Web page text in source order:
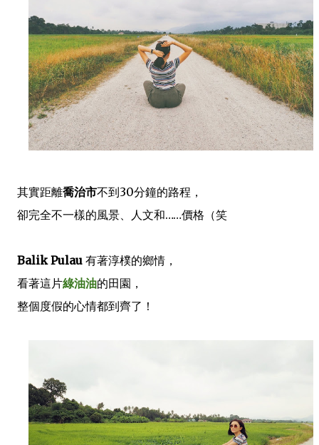
其實距離喬治市不到30分鐘的路程，
卻完全不一樣的風景、人文和……價格（笑
Balik Pulau 有著淳樸的鄉情，
看著這片綠油油的田園，
整個度假的心情都到齊了！